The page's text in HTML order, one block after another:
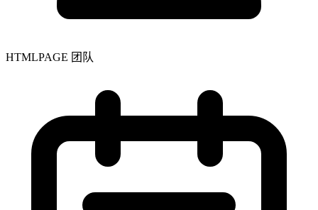
HTMLPAGE 团队